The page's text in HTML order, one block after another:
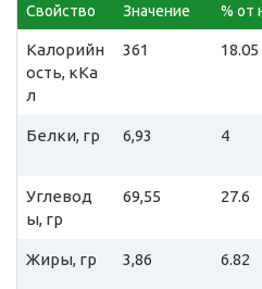
Свойство Значение % от
Калорийн
ость, кКа
л
361 18.05
Белки, гр 6,93 4
Углевод
ы, гр
69,55 27.6
Жиры, гр 3,86 6.82